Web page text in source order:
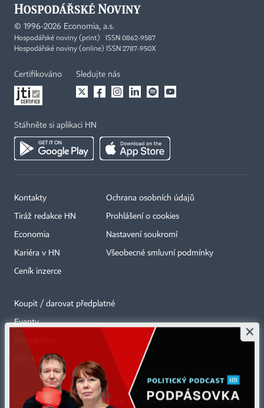
© 1996-2026 Economia, a.s.
Hospodářské noviny (print) ISSN 0862-9587
Hospodářské noviny (online) ISSN 2787-950X
Certifikováno Sledujte nás
Stáhněte si aplikaci HN
Kontakty
Tiráž redakce HN
Economia
Kariéra v HN
Ceník inzerce
Ochrana osobních údajů
Prohlášení o cookies
Nastavení soukromí
Všeobecné smluvní podmínky
Koupit / darovat předplatné
Eventy
Newslettery
RSS kanály
Autorská práva vykonává vydavatel. Bez písemného svolení vydavatele je
×